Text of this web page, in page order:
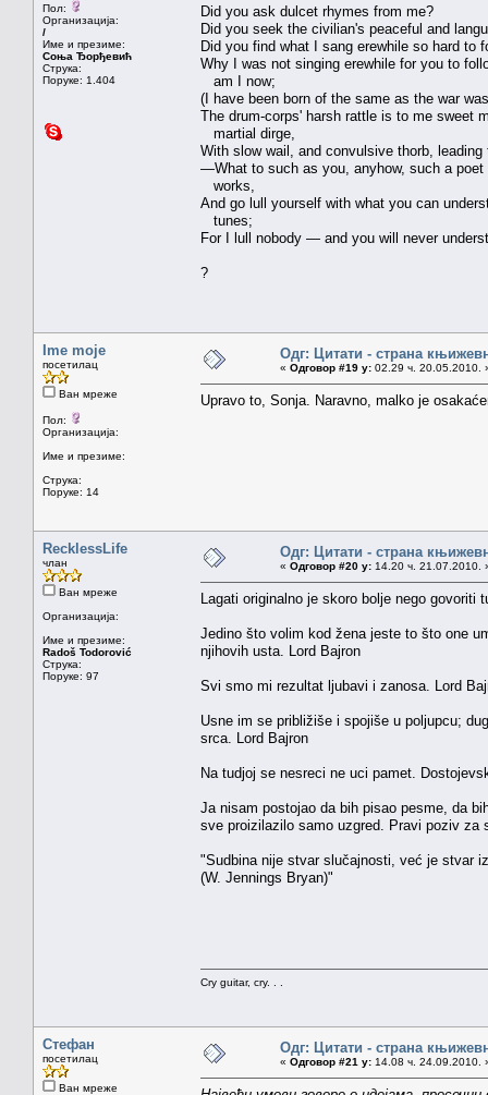
Пол:
Организација:
/
Име и презиме:
Соња Ђорђевић
Струка:
Поруке: 1.404
Did you ask dulcet rhymes from me?
Did you seek the civilian's peaceful and
Did you find what I sang erewhile so hard to
Why I was not singing erewhile for you to
am I now;
(I have been born of the same as the war
The drum-corps' harsh rattle is to me sweet
martial dirge,
With slow wail, and convulsive thorb,
—What to such as you, anyhow, such a
works,
And go lull yourself with what you can
tunes;
For I lull nobody — and you will never
?
Ime moje
посетилац
Ван мреже
Пол:
Организација:
Име и презиме:
Струка:
Поруке: 14
Одг: Цитати - страна
« Одговор #19 у: 02.29 ч. 20.05.2010.
Upravo to, Sonja. Naravno, malko je
RecklessLife
члан
Ван мреже
Организација:
Име и презиме:
Radoš Todorović
Струка:
Поруке: 97
Одг: Цитати - страна
« Одговор #20 у: 14.20 ч. 21.07.2010.
Lagati originalno je skoro bolje nego
Jedino što volim kod žena jeste to što one
njihovih usta. Lord Bajron
Svi smo mi rezultat ljubavi i zanosa. Lord
Usne im se približiše i spojiše u poljupcu;
srca. Lord Bajron
Na tudjoj se nesreci ne uci pamet.
Ja nisam postojao da bih pisao pesme, da
sve proizilazilo samo uzgred. Pravi poziv za
"Sudbina nije stvar slučajnosti, već je stvar
(W. Jennings Bryan)"
Cry guitar, cry. . .
Стефан
посетилац
Ван мреже
Одг: Цитати - страна
« Одговор #21 у: 14.08 ч. 24.09.2010.